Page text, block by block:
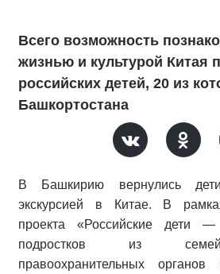
Всего возможность
жизнью и культурой Китая
российских детей, 20 из
Башкортостана
В Башкирию вернулись
экскурсией в Китае. В
проекта «Российские дети
подростков из семей
правоохранительных